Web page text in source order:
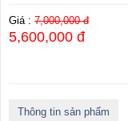
Giá : 7,000,000 đ
5,600,000 đ
Thông tin sản phẩm